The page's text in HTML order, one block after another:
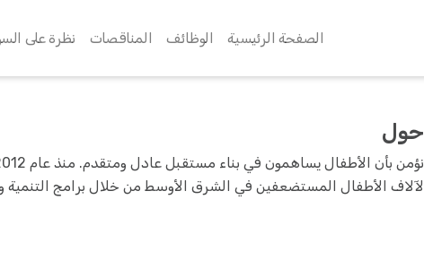
الصفحة الرئيسية الوظائف المناقصات نظرة على
حول
لآلاف الأطفال المستضعفين في الشرق الأوسط من خلال برامج التنمية